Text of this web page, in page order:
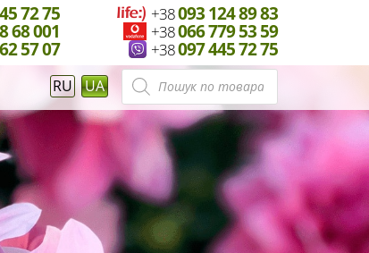
72 75 +38093 124 89 83
68 001 +38066 779 53 59
57 07 +38097 445 72 75
RU UA Пошук
товарів